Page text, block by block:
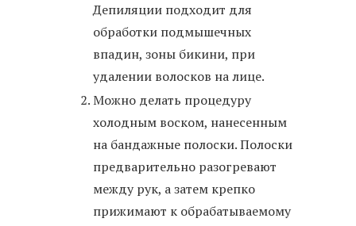
Депиляции подходит для
обработки подмышечных
впадин, зоны бикини, при
удалении волосков на лице.
Можно делать процедуру
холодным воском, нанесенным
на бандажные полоски. Полоски
предварительно разогревают
между рук, а затем крепко
прижимают к обрабатываемому